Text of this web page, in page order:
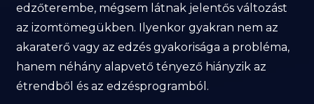
edzőterembe, mégsem látnak jelentős változást
az izomtömegükben. Ilyenkor gyakran nem az
akaraterő vagy az edzés gyakorisága a probléma,
hanem néhány alapvető tényező hiányzik az
étrendből és az edzésprogramból.